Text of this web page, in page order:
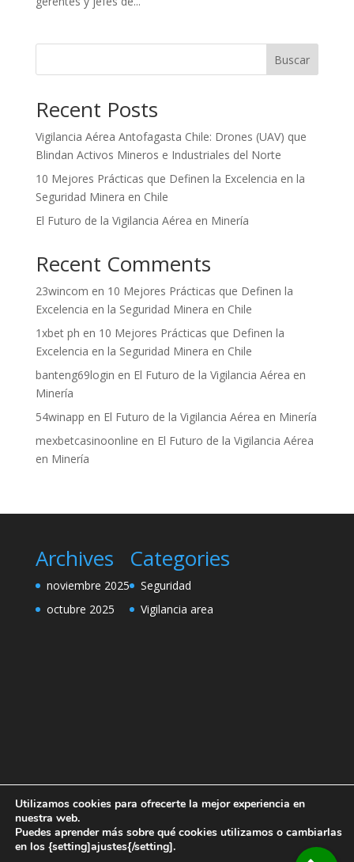
Buscar
Recent Posts
Vigilancia Aérea Antofagasta Chile: Drones (UAV) que
Blindan Activos Mineros e Industriales del Norte
10 Mejores Prácticas que Definen la Excelencia en la
Seguridad Minera en Chile
El Futuro de la Vigilancia Aérea en Minería
Recent Comments
23wincom en 10 Mejores Prácticas que Definen la
Excelencia en la Seguridad Minera en Chile
1xbet ph en 10 Mejores Prácticas que Definen la
Excelencia en la Seguridad Minera en Chile
banteng69login en El Futuro de la Vigilancia Aérea en
Minería
54winapp en El Futuro de la Vigilancia Aérea en Minería
mexbetcasinoonline en El Futuro de la Vigilancia Aérea
en Minería
Archives
noviembre 2025
octubre 2025
Categories
Seguridad
Vigilancia area
Utilizamos cookies para ofrecerte la mejor experiencia en
nuestra web.
Puedes aprender más sobre qué cookies utilizamos o cambiarlas
en los {setting]ajustes{/setting].